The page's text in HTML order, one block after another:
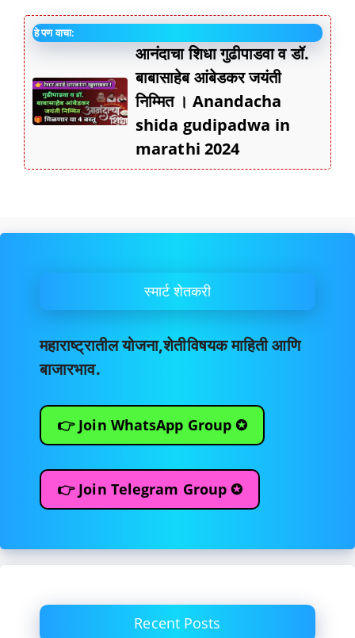
हे पण वाचा:
आनंदाचा शिधा गुढीपाडवा व डॉ.
बाबासाहेब आंबेडकर जयंती
निम्मित । Anandacha
shida gudipadwa in
marathi 2024
स्मार्ट शेतकरी
महाराष्ट्रातील योजना,शेतीविषयक माहिती आणि
बाजारभाव.
👉 Join WhatsApp Group ✪
👉 Join Telegram Group ✪
Recent Posts